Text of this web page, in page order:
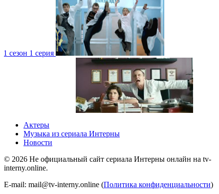
1 сезон 1 серия
Актеры
Музыка из сериала Интерны
Новости
© 2026 Не официальный сайт сериала Интерны онлайн на tv-
interny.online.
E-mail: mail@tv-interny.online (Политика конфиденциальности)